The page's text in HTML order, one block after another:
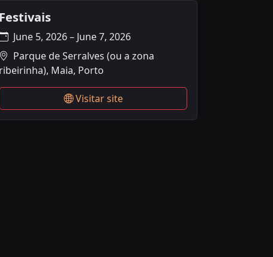
do
Festivais
June 5, 2026 – June 7, 2026
Parque de Serralves (ou a zona
ribeirinha), Maia, Porto
Visitar site